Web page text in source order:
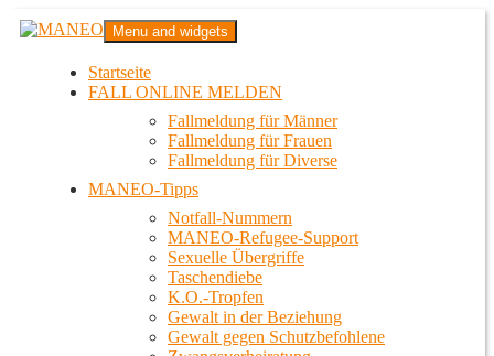
Zum
InhaltMANEO
Das schwule Anti-Gewalt-Projekt in Berlin
Menu and widgets
Startseite
FALL ONLINE MELDEN
Fallmeldung für Männer
Fallmeldung für Frauen
Fallmeldung für Diverse
MANEO-Tipps
Notfall-Nummern
MANEO-Refugee-Support
Sexuelle Übergriffe
Taschendiebe
K.O.-Tropfen
Gewalt in der Beziehung
Gewalt gegen Schutzbefohlene